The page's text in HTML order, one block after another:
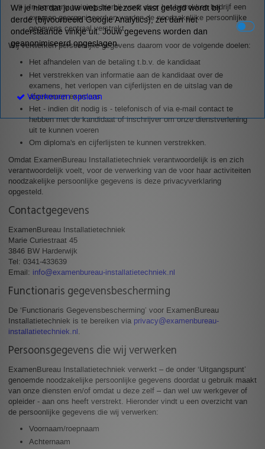
In-company training; hierbij wordt door het betrokken bedrijf een
examen georganiseerd en worden de noodzakelijke persoonlijke
gegevens centraal verstrekt.
Wij verwerken persoonlijke gegevens daarom voor de volgende doelen:
Het afhandelen van de betaling t.b.v. de kandidaat
Het verstrekken van informatie aan de kandidaat over de
examens, het verlopen van cijferlijsten en de uitslag van de
afgenomen examens
Het - indien dit nodig is - telefonisch of via e-mail contact te
hebben met de kandidaat of inschrijver om onze dienstverlening
uit te kunnen voeren
Om diploma's en cijferlijsten te kunnen verstrekken.
Omdat ExamenBureau Installatietechniek verantwoordelijk is en zich
verantwoordelijk voelt, voor de verwerking van de voor haar activiteiten
noodzakelijke persoonlijke gegevens is deze privacyverklaring
opgesteld.
Contactgegevens
ExamenBureau Installatietechniek
Marie Curiestraat 45
3846 BW Harderwijk
Tel: 0341-433639
Email: info@examenbureau-installatietechniek.nl
Functionaris gegevensbescherming
De ‘Functionaris Gegevensbescherming’ voor ExamenBureau
Installatietechniek is te bereiken via privacy@examenbureau-
installatietechniek.nl.
Persoonsgegevens die wij verwerken
ExamenBureau Installatietechniek verwerkt – de onder ‘Uitgangspunt’
genoemde noodzakelijke persoonlijke gegevens doordat u gebruik maakt
van onze diensten en/of omdat u deze zelf – dan wel uw werkgever of
opleider - aan ons heeft verstrekt. Hieronder vindt u een overzicht van
de persoonlijke gegevens die wij verwerken:
Voornaam/roepnaam
Achternaam
Wil je niet dat jouw website bezoek vast gelegd wordt bij
derde (bijvoorbeeld Google Analytics), zet dan het
onderstaande vinkje uit. Jouw gegevens worden dan
geanonimiseerd opgeslagen.
Voorkeuren opslaan